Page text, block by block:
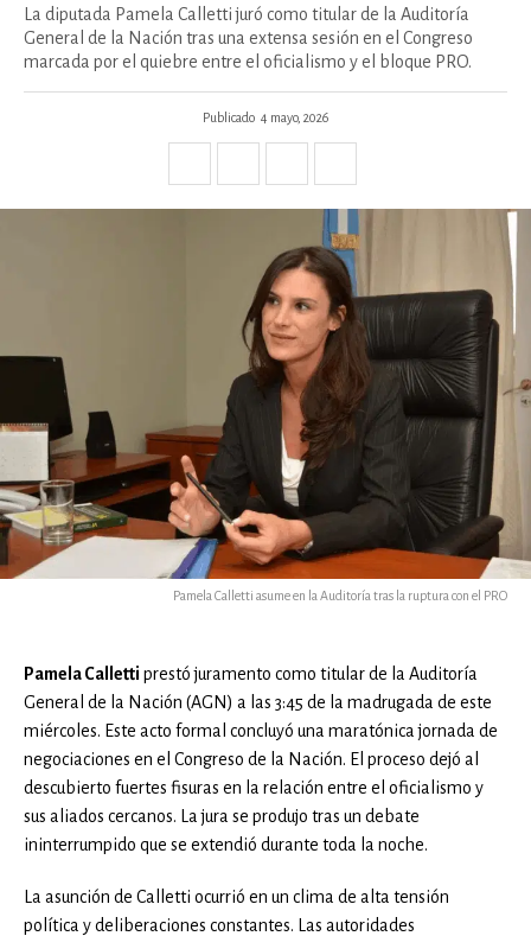
La diputada Pamela Calletti juró como titular de la Auditoría
General de la Nación tras una extensa sesión en el Congreso
marcada por el quiebre entre el oficialismo y el bloque PRO.
Publicado 4 mayo, 2026
Pamela Calletti asume en la Auditoría tras la ruptura con el PRO
Pamela Calletti prestó juramento como titular de la Auditoría
General de la Nación (AGN) a las 3:45 de la madrugada de este
miércoles. Este acto formal concluyó una maratónica jornada de
negociaciones en el Congreso de la Nación. El proceso dejó al
descubierto fuertes fisuras en la relación entre el oficialismo y
sus aliados cercanos. La jura se produjo tras un debate
ininterrumpido que se extendió durante toda la noche.
La asunción de Calletti ocurrió en un clima de alta tensión
política y deliberaciones constantes. Las autoridades